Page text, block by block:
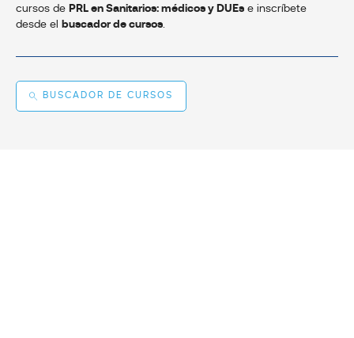
cursos de PRL en Sanitarios: médicos y DUEs e inscríbete
desde el buscador de cursos.
BUSCADOR DE CURSOS